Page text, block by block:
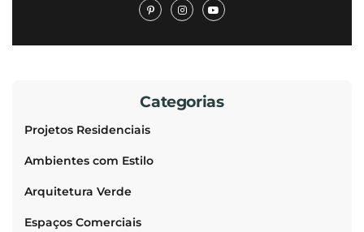
Categorias
Projetos Residenciais
Ambientes com Estilo
Arquitetura Verde
Espaços Comerciais